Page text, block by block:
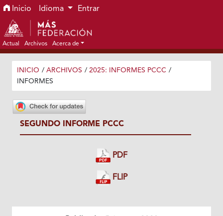
Ir al menú de navegación principal
Ir al contenido principal
Ir al pie de página del sitio
Inicio Idioma Entrar
Actual Archivos Acerca de
INICIO / ARCHIVOS / 2025: INFORMES PCCC /
INFORMES
SEGUNDO INFORME PCCC
PDF
FLIP